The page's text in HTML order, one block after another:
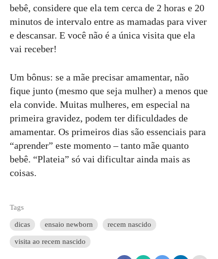
bebê, considere que ela tem cerca de 2 horas e 20
minutos de intervalo entre as mamadas para viver
e descansar. E você não é a única visita que ela
vai receber!
Um bônus: se a mãe precisar amamentar, não
fique junto (mesmo que seja mulher) a menos que
ela convide. Muitas mulheres, em especial na
primeira gravidez, podem ter dificuldades de
amamentar. Os primeiros dias são essenciais para
“aprender” este momento – tanto mãe quanto
bebê. “Plateia” só vai dificultar ainda mais as
coisas.
Tags
dicas ensaio newborn recem nascido
visita ao recem nascido